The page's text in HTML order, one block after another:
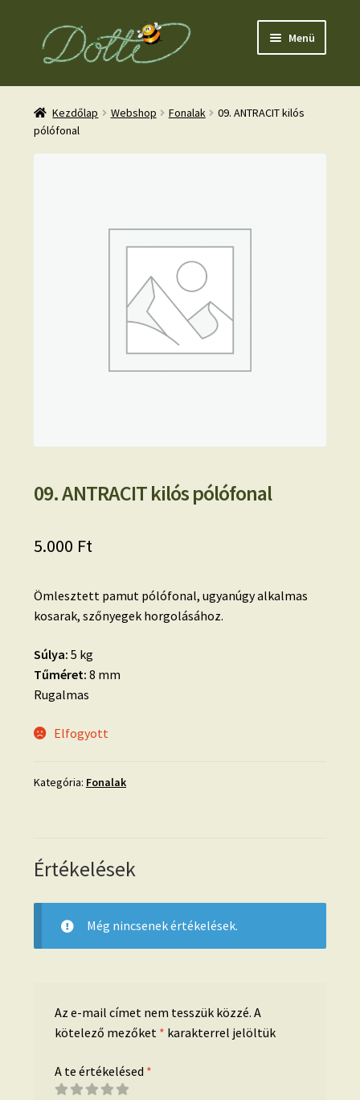
Ugrás
Kilépés
Menü
Kezdőlap Webshop Fonalak
09. ANTRACIT kilós
pólófonal
09. ANTRACIT kilós pólófonal
5.000 Ft
Ömlesztett pamut pólófonal, ugyanúgy alkalmas
kosarak, szőnyegek horgolásához.
Súlya: 5 kg
Tűméret: 8 mm
Rugalmas
Elfogyott
Kategória: Fonalak
Értékelések
Még nincsenek értékelések.
Az e-mail címet nem tesszük közzé. A
kötelező mezőket * karakterrel jelöltük
A te értékelésed *